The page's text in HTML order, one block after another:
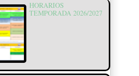
HORARIOS
TEMPORADA 2026/2027